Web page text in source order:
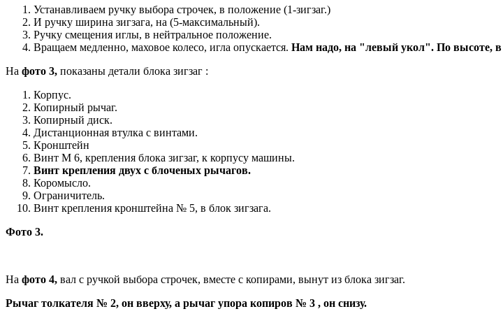
Устанавливаем ручку выбора строчек, в положение (1-зигзаг.)
И ручку ширина зигзага, на (5-максимальный).
Ручку смещения иглы, в нейтральное положение.
Вращаем медленно, маховое колесо, игла опускается. Нам надо, на "левый укол". По высоте, в
На фото 3, показаны детали блока зигзаг :
Корпус.
Копирный рычаг.
Копирный диск.
Дистанционная втулка с винтами.
Кронштейн
Винт М 6, крепления блока зигзаг, к корпусу машины.
Винт крепления двух с блоченых рычагов.
Коромысло.
Ограничитель.
Винт крепления кронштейна № 5, в блок зигзага.
Фото 3.
На фото 4, вал с ручкой выбора строчек, вместе с копирами, вынут из блока зигзаг.
Рычаг толкателя № 2, он вверху, а рычаг упора копиров № 3 , он снизу.